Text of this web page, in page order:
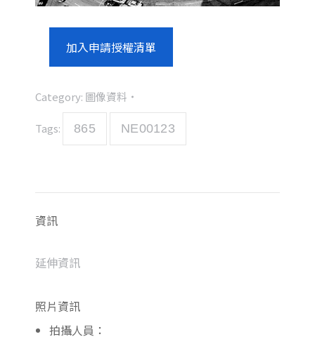
加入申請授權清單
Category: 圖像資料
Tags: 865 NE00123
資訊
延伸資訊
照片資訊
拍攝人員：